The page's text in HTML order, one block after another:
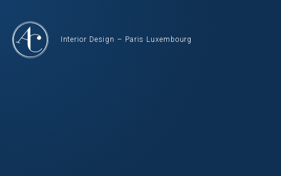
Interior Design – Paris Luxembourg